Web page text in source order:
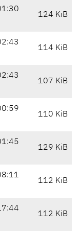
124 KiB
114 KiB
107 KiB
110 KiB
129 KiB
112 KiB
112 KiB